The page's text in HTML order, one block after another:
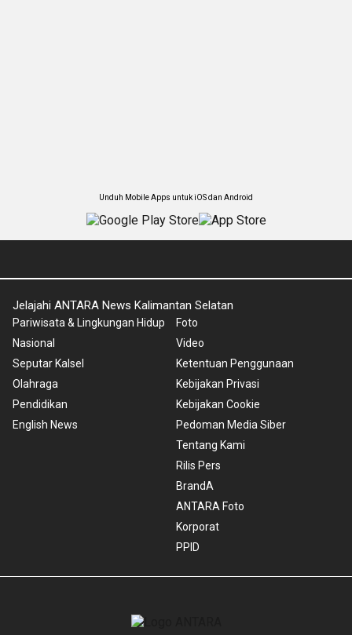
Unduh Mobile Apps untuk iOS dan Android
Jelajahi ANTARA News Kalimantan Selatan
Pariwisata & Lingkungan Hidup
Nasional
Seputar Kalsel
Olahraga
Pendidikan
English News
Foto
Video
Ketentuan Penggunaan
Kebijakan Privasi
Kebijakan Cookie
Pedoman Media Siber
Tentang Kami
Rilis Pers
BrandA
ANTARA Foto
Korporat
PPID